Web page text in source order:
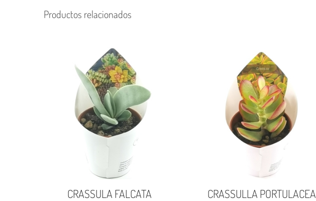
Productos relacionados
CRASSULA FALCATA CRASSULLA PORTULACEA